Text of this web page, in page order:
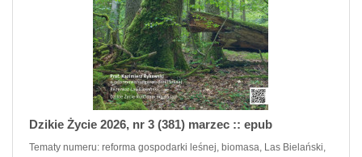
Dzikie Życie 2026, nr 3 (381) marzec :: epub
Tematy numeru: reforma gospodarki leśnej, biomasa, Las Bielański,